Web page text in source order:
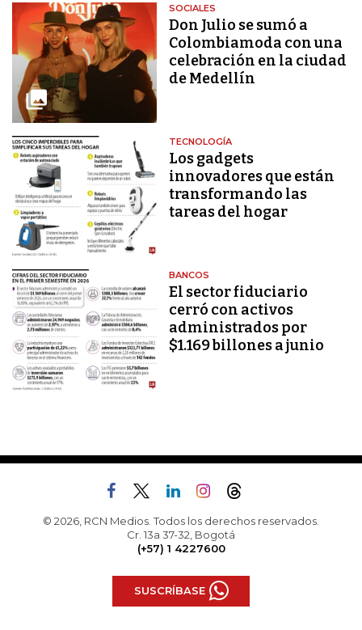
SOCIALES
Don Julio se sumó a
Colombiamoda con una
celebración en la ciudad
de Medellín
TECNOLOGÍA
Los gadgets
innovadores que están
transformando las
tareas del hogar
BANCOS
El sector fiduciario
cerró con activos
administrados por
$1.169 billones a junio
© 2026, RCN Medios. Todos los derechos reservados.
Cr. 13a 37-32, Bogotá
(+57) 1 4227600
SUSCRÍBASE